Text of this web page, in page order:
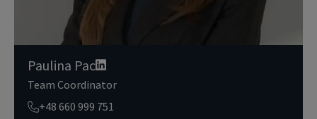
Paulina Pac
Team Coordinator
+48 660 999 751